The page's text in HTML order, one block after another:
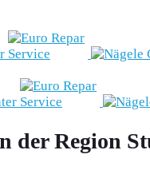
der Region